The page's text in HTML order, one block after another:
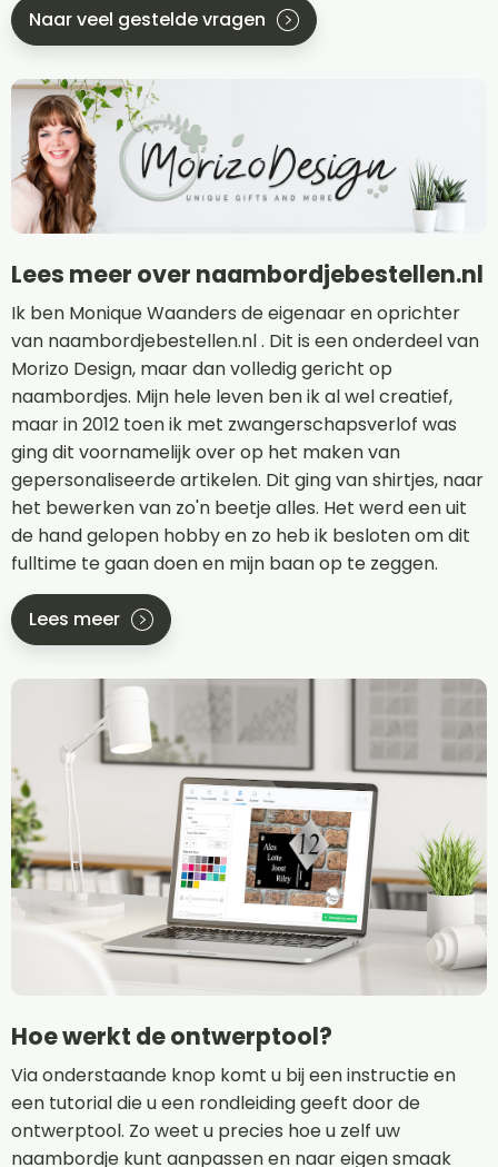
Naar veel gestelde vragen
Lees meer over naambordjebestellen.nl
Ik ben Monique Waanders de eigenaar en oprichter
van naambordjebestellen.nl . Dit is een onderdeel van
Morizo Design, maar dan volledig gericht op
naambordjes. Mijn hele leven ben ik al wel creatief,
maar in 2012 toen ik met zwangerschapsverlof was
ging dit voornamelijk over op het maken van
gepersonaliseerde artikelen. Dit ging van shirtjes, naar
het bewerken van zo'n beetje alles. Het werd een uit
de hand gelopen hobby en zo heb ik besloten om dit
fulltime te gaan doen en mijn baan op te zeggen.
Lees meer
Hoe werkt de ontwerptool?
Via onderstaande knop komt u bij een instructie en
een tutorial die u een rondleiding geeft door de
ontwerptool. Zo weet u precies hoe u zelf uw
naambordje kunt aanpassen en naar eigen smaak